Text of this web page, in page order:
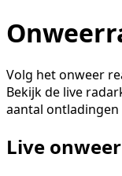
Volg het onweer
Bekijk de live
aantal
Live